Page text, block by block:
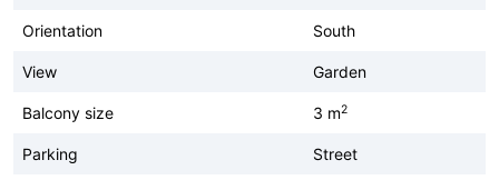
Orientation South
View Garden
Balcony size 3 m2
Parking Street